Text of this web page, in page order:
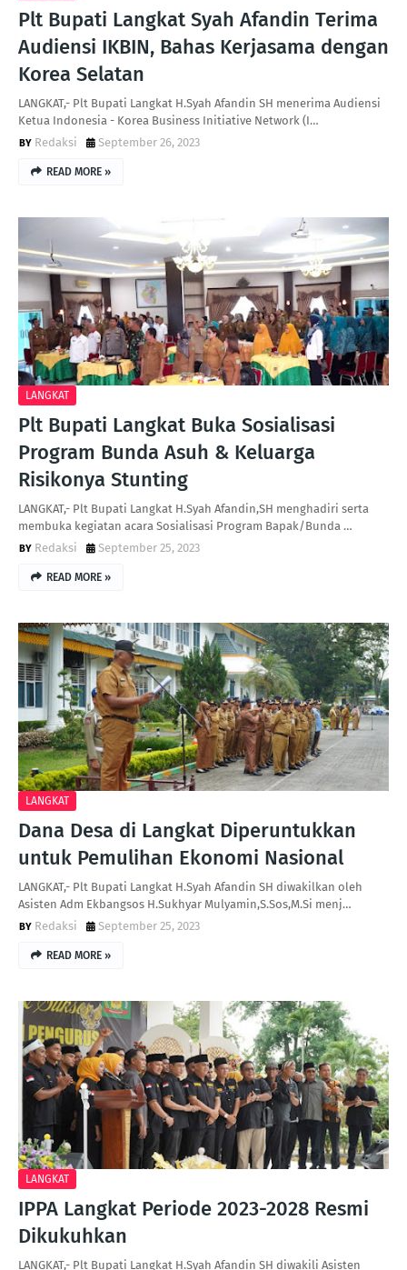
Plt Bupati Langkat Syah Afandin Terima
Audiensi IKBIN, Bahas Kerjasama dengan
Korea Selatan
LANGKAT,- Plt Bupati Langkat H.Syah Afandin SH menerima Audiensi
Ketua Indonesia - Korea Business Initiative Network (I…
Redaksi
September 26, 2023
READ MORE »
LANGKAT
Plt Bupati Langkat Buka Sosialisasi
Program Bunda Asuh & Keluarga
Risikonya Stunting
LANGKAT,- Plt Bupati Langkat H.Syah Afandin,SH menghadiri serta
membuka kegiatan acara Sosialisasi Program Bapak/Bunda …
Redaksi
September 25, 2023
READ MORE »
LANGKAT
Dana Desa di Langkat Diperuntukkan
untuk Pemulihan Ekonomi Nasional
LANGKAT,- Plt Bupati Langkat H.Syah Afandin SH diwakilkan oleh
Asisten Adm Ekbangsos H.Sukhyar Mulyamin,S.Sos,M.Si menj…
Redaksi
September 25, 2023
READ MORE »
LANGKAT
IPPA Langkat Periode 2023-2028 Resmi
Dikukuhkan
LANGKAT,- Plt Bupati Langkat H.Syah Afandin SH diwakili Asisten